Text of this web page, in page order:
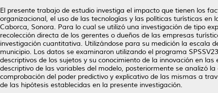
El presente trabajo de estudio investiga el impacto que tienen los
organizacional, el uso de las tecnologías y las políticas turísticas
Caborca, Sonora. Para lo cual se utilizó una investigación de tipo
recolección directa de los gerentes o dueños de las empresas
investigación cuantitativa. Utilizándose para su medición la escala
municipio. Los datos se examinaron utilizando el programa
descriptivos de los sujetos y su conocimiento de la innovación en
descriptivo de las variables del modelo, posteriormente se analizó
comprobación del poder predictivo y explicativo de las mismas a
de las hipótesis establecidas en la presente investigación.